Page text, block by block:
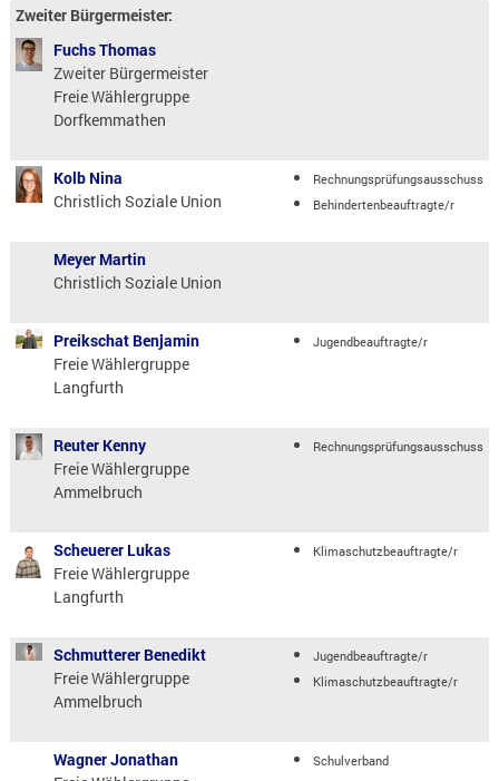
Zweiter Bürgermeister:
Fuchs Thomas
Zweiter Bürgermeister
Freie Wählergruppe
Dorfkemmathen
Kolb Nina
Christlich Soziale Union
Rechnungsprüfungsausschuss
Behindertenbeauftragte/r
Meyer Martin
Christlich Soziale Union
Preikschat Benjamin
Freie Wählergruppe
Langfurth
Jugendbeauftragte/r
Reuter Kenny
Freie Wählergruppe
Ammelbruch
Rechnungsprüfungsausschuss
Scheuerer Lukas
Freie Wählergruppe
Langfurth
Klimaschutzbeauftragte/r
Schmutterer Benedikt
Freie Wählergruppe
Ammelbruch
Jugendbeauftragte/r
Klimaschutzbeauftragte/r
Wagner Jonathan
Schulverband